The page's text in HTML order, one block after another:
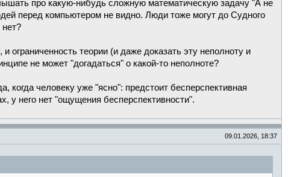
про какую-нибудь сложную математическую задачу "А не
перед компьютером не видно. Люди тоже могут до Судного
ограниченность теории (и даже доказать эту неполноту и
не может "догадаться" о какой-то неполноте?
когда человеку уже "ясно": предстоит бесперспективная
у него нет "ощущения бесперспективности".
09.01.2026, 18:37